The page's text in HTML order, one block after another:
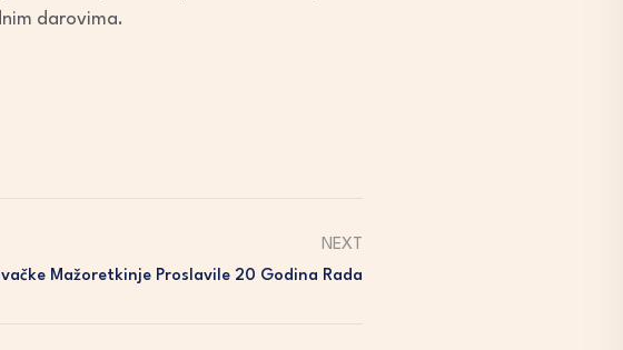
darovima.
NEXT
Mažoretkinje Proslavile 20 Godina Rada